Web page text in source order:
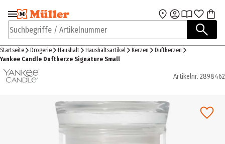
Zur Navigation
springen
Zum Hauptinhalt
Suchbegriffe / Artikelnummer
Startseite Drogerie Haushalt Haushaltsartikel Kerzen
Duftkerzen
Yankee Candle Duftkerze Signature Small
Artikelnr. 2898462